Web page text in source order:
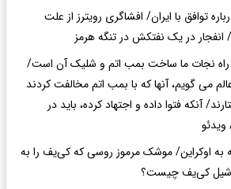
توافق با ایران/ افشاگری رویترز از علت
انفجار در یک نفتکش در تنگه هرمز
راه نجات ما ساخت بمب اتم و شلیک آن است/
می گویم، آنها که با بمب اتم مخالفت کردند
آنکه فتوا داده و اجتهاد کرده، باید در
به اوکراین/ موشک مرموز روسی که کی‌یف را به
کی‌یف چیست؟